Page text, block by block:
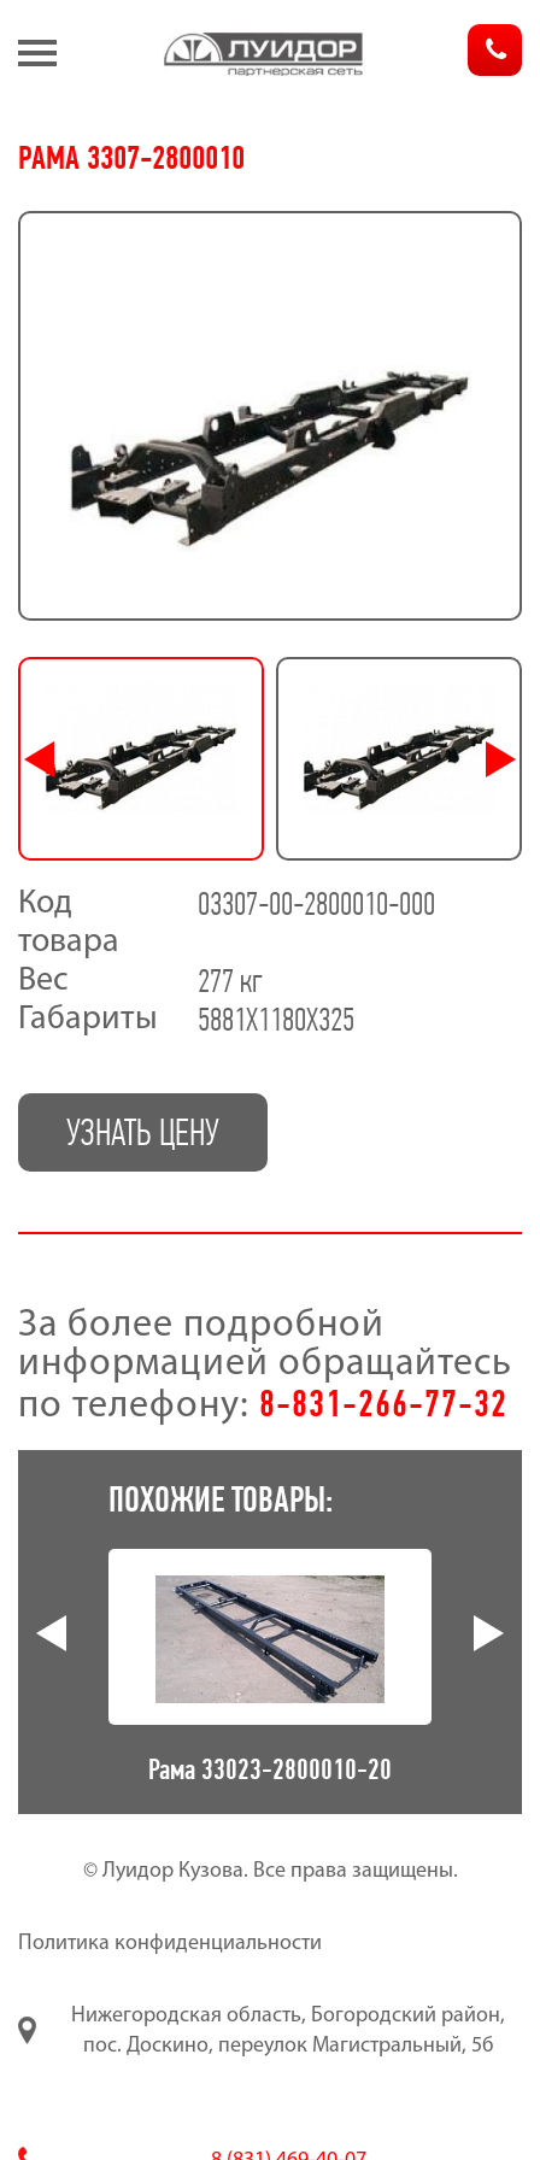
РАМА 3307-2800010
Код
товара
03307-00-2800010-000
Вес 277 кг
Габариты 5881X1180X325
УЗНАТЬ ЦЕНУ
За более подробной
информацией обращайтесь
по телефону: 8-831-266-77-32
ПОХОЖИЕ ТОВАРЫ:
Рама 33023-2800010-20
© Луидор Кузова. Все права защищены.
Политика конфиденциальности
Нижегородская область, Богородский район,
пос. Доскино, переулок Магистральный, 5б